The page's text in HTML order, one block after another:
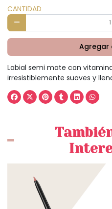
CANTIDAD
Agregar
Labial semi mate con
irresistiblemente suaves y